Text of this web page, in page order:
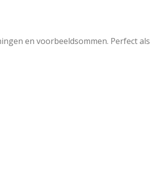
en voorbeeldsommen. Perfect als